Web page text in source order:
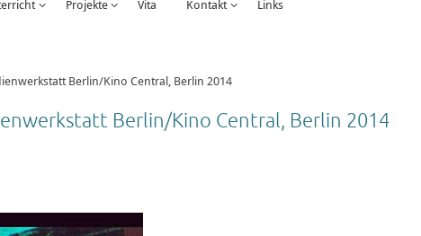
Projekte Vita Kontakt Links
Berlin/Kino Central, Berlin 2014
Berlin/Kino Central, Berlin 2014